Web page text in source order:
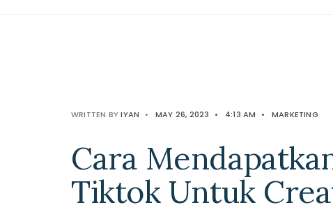
WRITTEN BYIYAN • MAY 26, 2023 • 4:13 AM • MARKETING
Cara
Tiktok Untuk